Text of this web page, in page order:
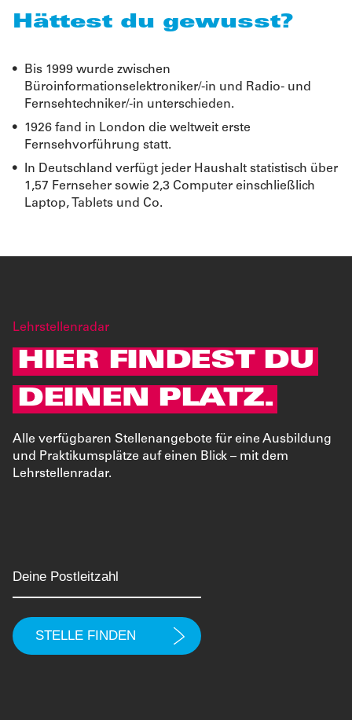
Hättest du gewusst?
Bis 1999 wurde zwischen
Büroinformationselektroniker/-in und Radio- und
Fernsehtechniker/-in unterschieden.
1926 fand in London die weltweit erste
Fernsehvorführung statt.
In Deutschland verfügt jeder Haushalt statistisch über
1,57 Fernseher sowie 2,3 Computer einschließlich
Laptop, Tablets und Co.
Lehrstellenradar
HIER FINDEST DU
DEINEN PLATZ.
Alle verfügbaren Stellenangebote für eine Ausbildung
und Praktikumsplätze auf einen Blick – mit dem
Lehrstellenradar.